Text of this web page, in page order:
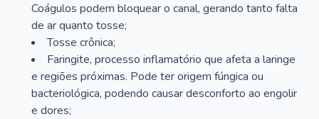
Coágulos podem bloquear o canal, gerando tanto falta
de ar quanto tosse;
Tosse crônica;
Faringite, processo inflamatório que afeta a laringe
e regiões próximas. Pode ter origem fúngica ou
bacteriológica, podendo causar desconforto ao engolir
e dores;